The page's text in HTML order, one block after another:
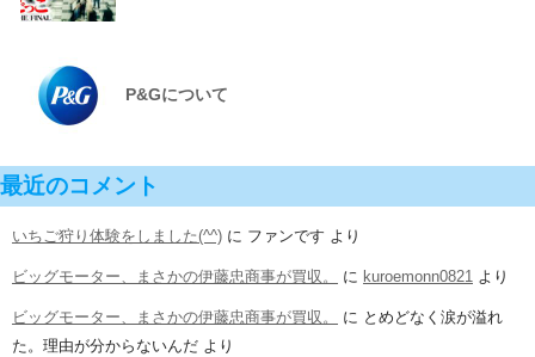
P&Gについて
最近のコメント
いちご狩り体験をしました(^^) に ファンです より
ビッグモーター、まさかの伊藤忠商事が買収。 に kuroemonn0821 より
ビッグモーター、まさかの伊藤忠商事が買収。 に とめどなく涙が溢れ
た。理由が分からないんだ より